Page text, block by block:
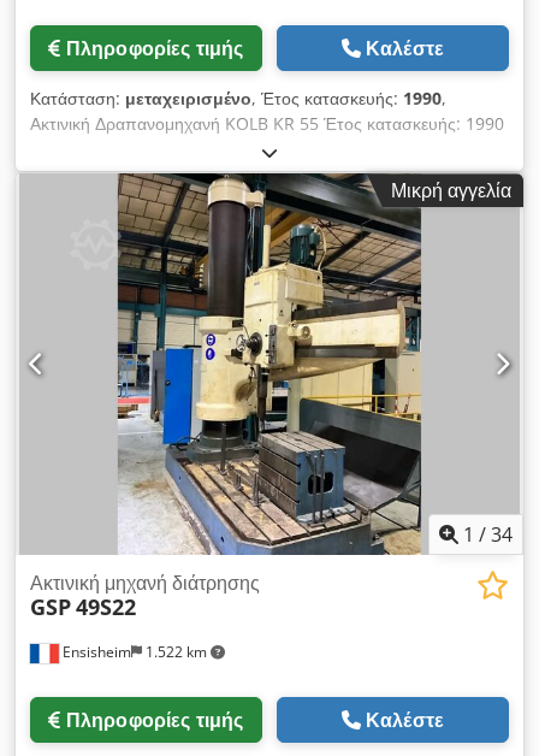
Πληροφορίες τιμής Καλέστε
Κατάσταση: μεταχειρισμένο, Έτος κατασκευής: 1990,
Ακτινική Δραπανομηχανή KOLB KR 55 Έτος κατασκευής: 1990
Διάμετρος άξονα: 80 mm Κώνος: CM5 Έξοδος άξονα: 400 mm
Στροφές: 18 έως 2000 σ.α.λ. Διαστάσεις τραπεζιού: 1800 x
1000 mm Διαδρομή βραχίονα: 1250 mm Dodpjzmx Abjfx Ai
Uokr Αυτόματη καθοδική κίνηση Αυτόματη ανύψωση με βάση
τη ρύθμιση στο 0 Μέγιστη απόσταση μύτης άξονα/τραπέζι:
1500 mm Ελάχιστη απόσταση μύτης άξονα/τραπέζι: 800 mm
Διάμετρος κολώνας: 315 mm Δυνατότητα τρυπήματος/
σπειρώματος Περιστροφή 360° Δυνατότητα αισθητηριακής
διάτρησης Αυτόματο κιβώτιο ταχυτήτων Λίπανση Υδραυλική
σύσφιξη Τάση: 380 V Διαστάσεις (Μ x Π x Υ): 2900 x 1100 x
3060 mm Βάρος: περίπου 5 T
Μικρή αγγελία
1 /34
Ensisheim 1.522 km
Ακτινική μηχανή διάτρησης
GSP49S22
Πληροφορίες τιμής Καλέστε